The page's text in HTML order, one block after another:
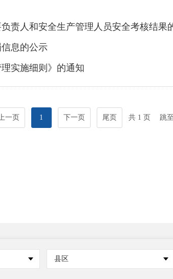
责人和安全生产管理人员安全考核结果
息的公示
实施细则》的通知
一页 1 下一页 尾页 共 1 页 跳
县区